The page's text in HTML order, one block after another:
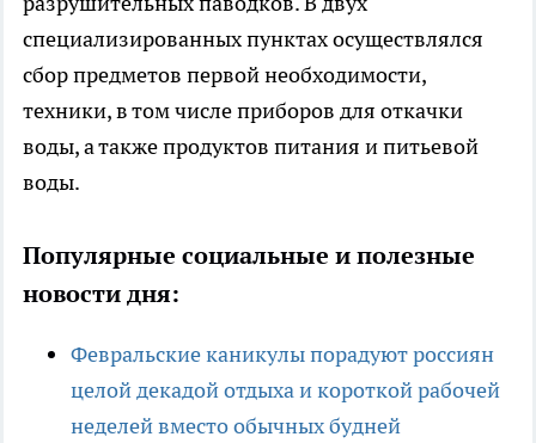
специализированных пунктах осуществлялся
сбор предметов первой необходимости,
техники, в том числе приборов для откачки
воды, а также продуктов питания и питьевой
воды.
Популярные социальные и полезные
новости дня:
Февральские каникулы порадуют россиян
целой декадой отдыха и короткой рабочей
неделей вместо обычных будней